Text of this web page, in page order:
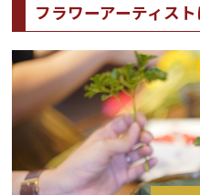
フラワーアーティス